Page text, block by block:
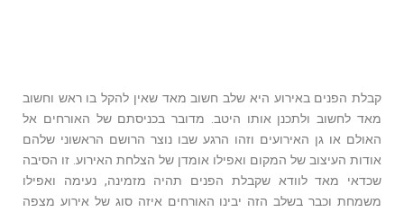
קבלת הפנים באירוע היא שלב חשוב מאד שאין להקל בו ראש וחשוב
מאד לחשוב ולתכנן אותו היטב. מדובר בכניסתם של האורחים אל
האולם או גן האירועים וזהו הרגע שבו נוצר הרושם הראשוני שלהם
אודות העיצוב של המקום ואפילו אומדן של הצלחת האירוע. זו הסיבה
שכדאי מאד לוודא שקבלת הפנים תהיה מזמינה, נעימה ואפילו
משמחת וכבר בשלב הזה יבינו האורחים איזה סוג של אירוע מצפה